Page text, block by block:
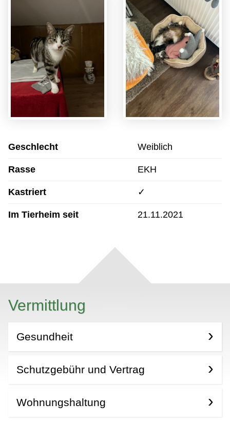
Geschlecht Weiblich
Rasse EKH
Kastriert ✓
Im Tierheim seit 21.11.2021
Vermittlung
Gesundheit
Schutzgebühr und Vertrag
Wohnungshaltung